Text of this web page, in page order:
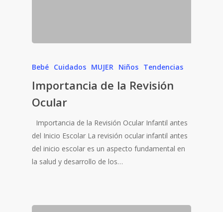
Bebé Cuidados MUJER Niños Tendencias
Importancia de la Revisión
Ocular
Importancia de la Revisión Ocular Infantil antes
del Inicio Escolar La revisión ocular infantil antes
del inicio escolar es un aspecto fundamental en
la salud y desarrollo de los…